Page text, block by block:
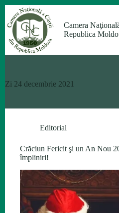
conținut
Camera
Republica
Zi 24 decembrie 2021
Editorial
Crăciun Fericit şi un An Nou
împliniri!